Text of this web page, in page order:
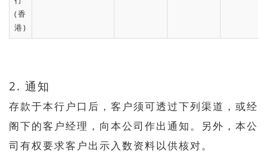
(香
港)
2. 通知
存款于本行户口后，客户须可透过下列渠道，或经
阁下的客户经理，向本公司作出通知。另外，本公
司有权要求客户出示入数资料以供核对。